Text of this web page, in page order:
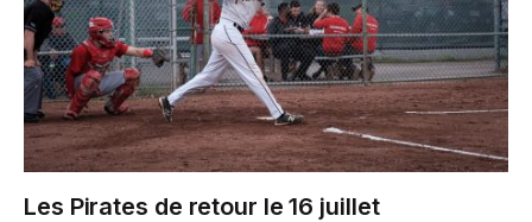
Les Pirates de retour le 16 juillet